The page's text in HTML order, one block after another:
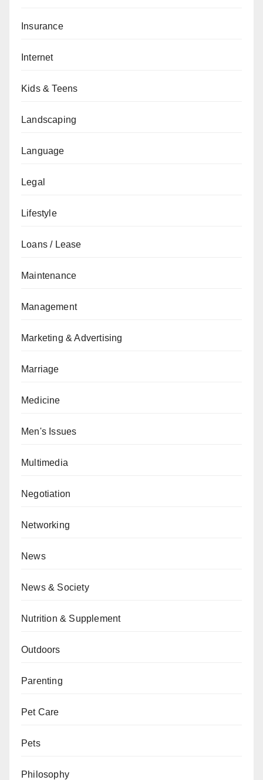
Insurance
Internet
Kids & Teens
Landscaping
Language
Legal
Lifestyle
Loans / Lease
Maintenance
Management
Marketing & Advertising
Marriage
Medicine
Men's Issues
Multimedia
Negotiation
Networking
News
News & Society
Nutrition & Supplement
Outdoors
Parenting
Pet Care
Pets
Philosophy